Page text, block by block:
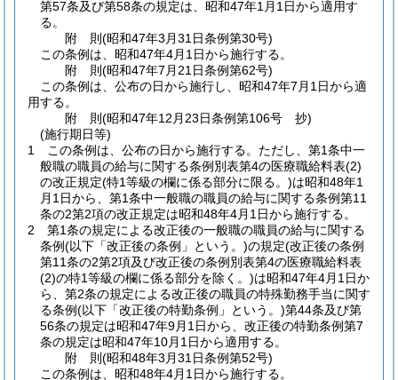
第57条及び第58条の規定は、昭和47年1月1日から適用す
る。
附 則(昭和47年3月31日条例第30号)
この条例は、昭和47年4月1日から施行する。
附 則(昭和47年7月21日条例第62号)
この条例は、公布の日から施行し、昭和47年7月1日から適
用する。
附 則(昭和47年12月23日条例第106号 抄)
(施行期日等)
1
この条例は、公布の日から施行する。 ただし、第1条中一
般職の職員の給与に関する条例別表第4の医療職給料表(2)
の改正規定(特1等級の欄に係る部分に限る。)は昭和48年1
月1日から、第1条中一般職の職員の給与に関する条例第11
条の2第2項の改正規定は昭和48年4月1日から施行する。
2
第1条の規定による改正後の一般職の職員の給与に関する
条例(以下「改正後の条例」という。)の規定(改正後の条例
第11条の2第2項及び改正後の条例別表第4の医療職給料表
(2)の特1等級の欄に係る部分を除く。)は昭和47年4月1日か
ら、第2条の規定による改正後の職員の特殊勤務手当に関す
る条例(以下「改正後の特勤条例」という。)第44条及び第
56条の規定は昭和47年9月1日から、改正後の特勤条例第7
条の規定は昭和47年10月1日から適用する。
附 則(昭和48年3月31日条例第52号)
この条例は、昭和48年4月1日から施行する。